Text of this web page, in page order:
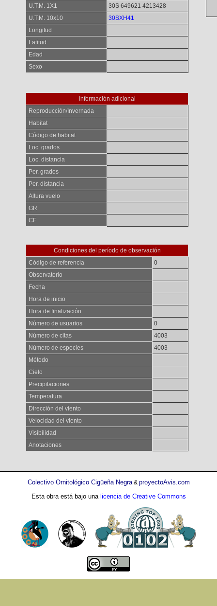
U.T.M. 1X1
30S 649621 4213428
U.T.M. 10x10
30SXH41
Longitud
Latitud
Edad
Sexo
Información adicional
Reproducción/Invernada
Habitat
Código de habitat
Loc. grados
Loc. distancia
Per. grados
Per. distancia
Altura vuelo
GR
CF
Condiciones del período de observación
Código de referencia
0
Observatorio
Fecha
Hora de inicio
Hora de finalización
Número de usuarios
0
Número de citas
4003
Número de especies
4003
Método
Cielo
Precipitaciones
Temperatura
Dirección del viento
Velocidad del viento
Visibilidad
Anotaciones
Colectivo Ornitológico Cigüeña Negra& proyectoAvis.com
Esta obra está bajo una licencia de Creative Commons